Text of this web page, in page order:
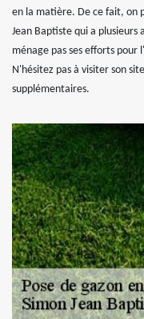
en la matière. De ce fait, on
Jean Baptiste qui a plusieurs
ménage pas ses efforts
N'hésitez pas à visiter son
supplémentaires.